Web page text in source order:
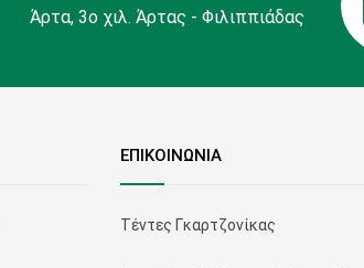
Άρτα, 3ο χιλ. Άρτας - Φιλιππιάδας
ΕΠΙΚΟΙΝΩΝΙΑ
Τέντες Γκαρτζονίκας